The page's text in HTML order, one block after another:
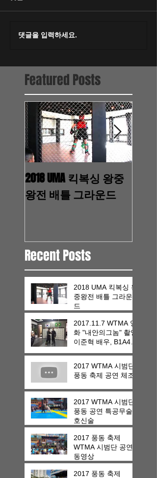
댓글을 입력하세요.
Featured Posts
2018 UMA 킥복싱 왕중
왕전 배틀 그라운드
Recent Posts
2018 UMA 킥복싱 왕
중왕전 배틀 그라운
드
2017.11.7 WTMA 영
화 "내안의그놈" 촬영
이준혁 배우, B1A4
2017 WTMA 시범단
풍동 축제 공연 체조
2017 WTMA 시범단
풍동 공연 특공무술
호신술
2017 풍동 축제
WTMA 시범단 공연
동영상
2017 풍동 축제